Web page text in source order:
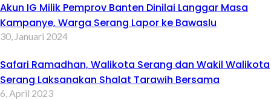
Akun IG Milik Pemprov Banten Dinilai Langgar Masa
Kampanye, Warga Serang Lapor ke Bawaslu
30, Januari 2024
Safari Ramadhan, Walikota Serang dan Wakil Walikota
Serang Laksanakan Shalat Tarawih Bersama
6, April 2023